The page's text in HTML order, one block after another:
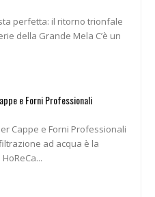
perfetta: il ritorno trionfale
della Grande Mela C’è un
e Forni Professionali
Cappe e Forni Professionali
ad acqua è la